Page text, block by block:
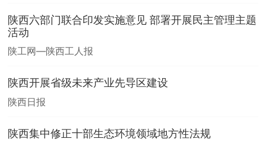
陕西六部门联合印发实施意见 部署开展民主管理主题
活动
陕工网—陕西工人报
陕西开展省级未来产业先导区建设
陕西日报
陕西集中修正十部生态环境领域地方性法规